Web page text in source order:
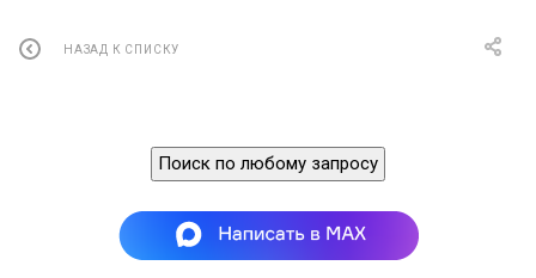
НАЗАД К СПИСКУ
Поиск по любому запросу